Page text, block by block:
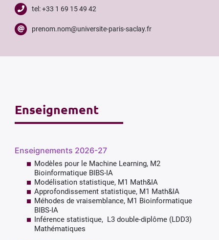
tel: +33 1 69 15 49 42
prenom.nom@universite-paris-saclay.fr
Enseignement
Enseignements 2026-27
Modèles pour le Machine Learning, M2
Bioinformatique BIBS-IA
Modélisation statistique, M1 Math&IA
Approfondissement statistique, M1 Math&IA
Méhodes de vraisemblance, M1 Bioinformatique
BIBS-IA
Inférence statistique, L3 double-diplôme (LDD3)
Mathématiques